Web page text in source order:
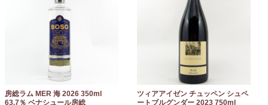
房総ラム MER 海 2026 350ml
63.7％ ベナシュール房総
ツィアアイゼン チュッペン シュペ
ートブルグンダー 2023 750ml